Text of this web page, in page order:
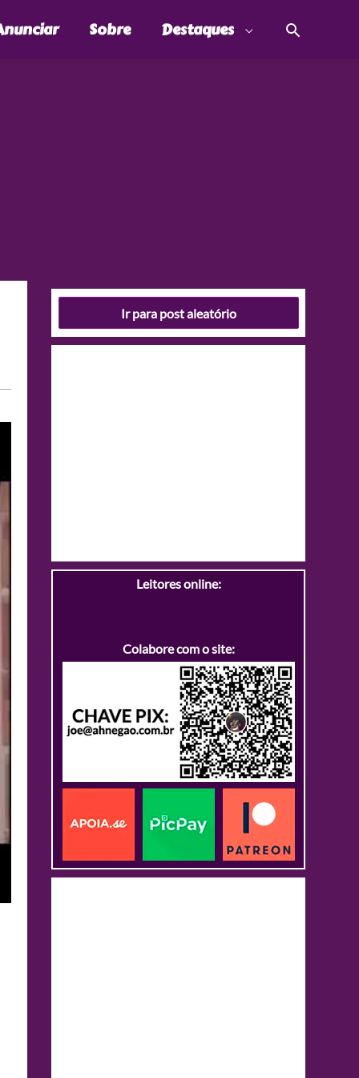
Sobre Destaques
Ir para post aleatório
Leitores online:
Colabore com o site: